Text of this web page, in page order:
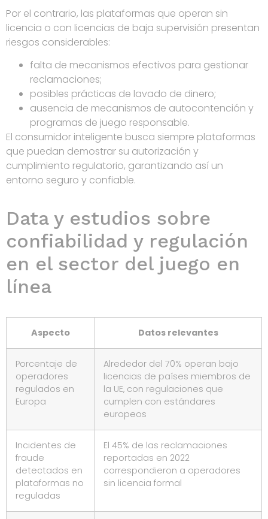
Por el contrario, las plataformas que operan sin
licencia o con licencias de baja supervisión presentan
riesgos considerables:
falta de mecanismos efectivos para gestionar
reclamaciones;
posibles prácticas de lavado de dinero;
ausencia de mecanismos de autocontención y
programas de juego responsable.
El consumidor inteligente busca siempre plataformas
que puedan demostrar su autorización y
cumplimiento regulatorio, garantizando así un
entorno seguro y confiable.
Data y estudios sobre
confiabilidad y regulación
en el sector del juego en
línea
Aspecto Datos relevantes
Porcentaje de
operadores
regulados en
Europa
Alrededor del 70% operan bajo
licencias de países miembros de
la UE, con regulaciones que
cumplen con estándares
europeos
Incidentes de
fraude
detectados en
plataformas no
reguladas
El 45% de las reclamaciones
reportadas en 2022
correspondieron a operadores
sin licencia formal